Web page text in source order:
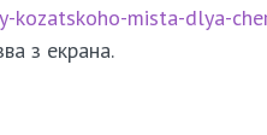
kozatskoho-mista-dlya-
з екрана.